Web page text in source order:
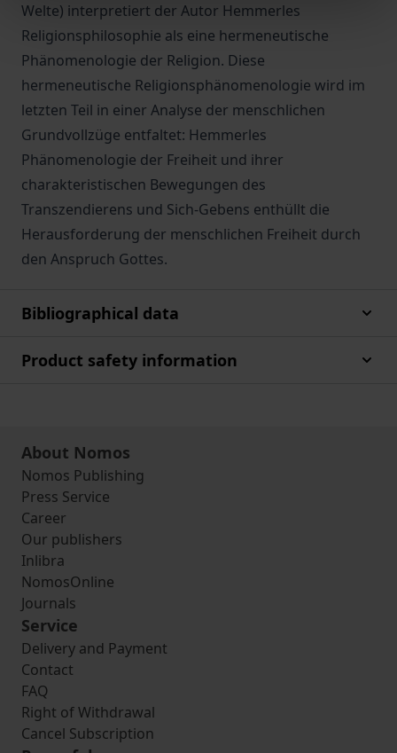
Welte) interpretiert der Autor Hemmerles
Religionsphilosophie als eine hermeneutische
Phänomenologie der Religion. Diese
hermeneutische Religionsphänomenologie wird im
letzten Teil in einer Analyse der menschlichen
Grundvollzüge entfaltet: Hemmerles
Phänomenologie der Freiheit und ihrer
charakteristischen Bewegungen des
Transzendierens und Sich-Gebens enthüllt die
Herausforderung der menschlichen Freiheit durch
den Anspruch Gottes.
Bibliographical data
Product safety information
About Nomos
Nomos Publishing
Press Service
Career
Our publishers
Inlibra
NomosOnline
Journals
Service
Delivery and Payment
Contact
FAQ
Right of Withdrawal
Cancel Subscription